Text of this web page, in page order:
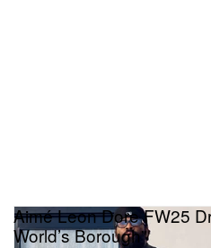
Aimé Leon Dore FW25
World’s Borough”